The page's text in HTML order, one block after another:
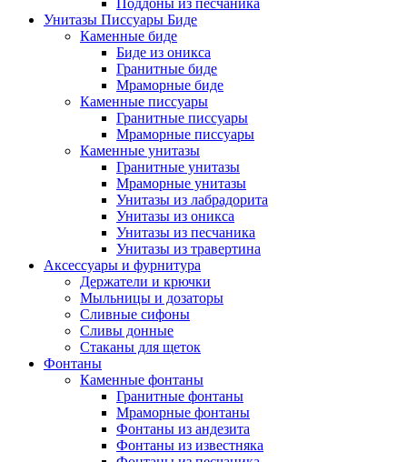
Поддоны из песчаника
Унитазы Писсуары Биде
Каменные биде
Биде из оникса
Гранитные биде
Мраморные биде
Каменные писсуары
Гранитные писсуары
Мраморные писсуары
Каменные унитазы
Гранитные унитазы
Мраморные унитазы
Унитазы из лабрадорита
Унитазы из оникса
Унитазы из песчаника
Унитазы из травертина
Аксессуары и фурнитура
Держатели и крючки
Мыльницы и дозаторы
Сливные сифоны
Сливы донные
Стаканы для щеток
Фонтаны
Каменные фонтаны
Гранитные фонтаны
Мраморные фонтаны
Фонтаны из андезита
Фонтаны из известняка